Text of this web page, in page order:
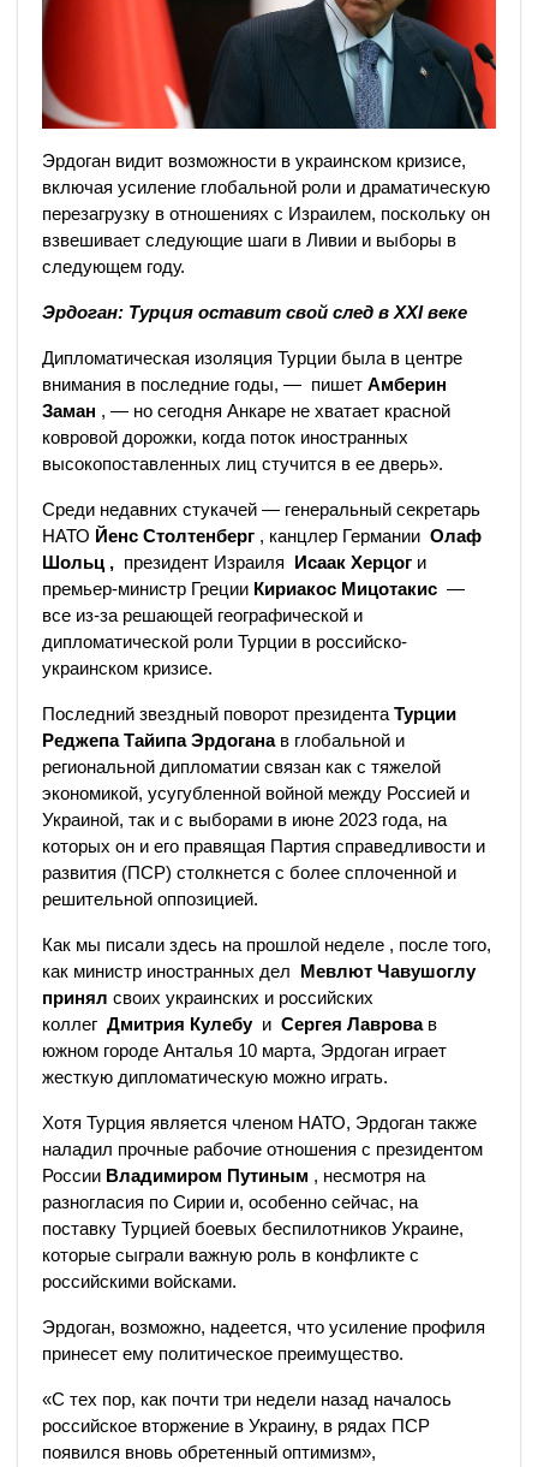
Эрдоган видит возможности в украинском кризисе,
включая усиление глобальной роли и драматическую
перезагрузку в отношениях с Израилем, поскольку он
взвешивает следующие шаги в Ливии и выборы в
следующем году.
Эрдоган: Турция оставит свой след в XXI веке
Дипломатическая изоляция Турции была в центре
внимания в последние годы, — пишет Амберин
Заман , — но сегодня Анкаре не хватает красной
ковровой дорожки, когда поток иностранных
высокопоставленных лиц стучится в ее дверь».
Среди недавних стукачей — генеральный секретарь
НАТО Йенс Столтенберг , канцлер Германии Олаф
Шольц , президент Израиля Исаак Херцог и
премьер-министр Греции Кириакос Мицотакис —
все из-за решающей географической и
дипломатической роли Турции в российско-
украинском кризисе.
Последний звездный поворот президентаТурции
Реджепа Тайипа Эрдоганав глобальной и
региональной дипломатии связан как с тяжелой
экономикой, усугубленной войной между Россией и
Украиной, так и с выборами в июне 2023 года, на
которых он и его правящая Партия справедливости и
развития (ПСР) столкнется с более сплоченной и
решительной оппозицией.
Как мы писали здесь на прошлой неделе , после того,
как министр иностранных дел
Мевлют Чавушоглу
принял своих украинских и российских
коллег Дмитрия Кулебуи Сергея Лавровав
южном городе Анталья 10 марта, Эрдоган играет
жесткую дипломатическую можно играть.
Хотя Турция является членом НАТО, Эрдоган также
наладил прочные рабочие отношения с президентом
России Владимиром Путиным , несмотря на
разногласия по Сирии и, особенно сейчас, на
поставку Турцией боевых беспилотников Украине,
которые сыграли важную роль в конфликте с
российскими войсками.
Эрдоган, возможно, надеется, что усиление профиля
принесет ему политическое преимущество.
«С тех пор, как почти три недели назад началось
российское вторжение в Украину, в рядах ПСР
появился вновь обретенный оптимизм»,